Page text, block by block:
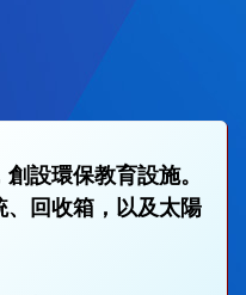
設環保教育設施。
回收箱，以及太陽